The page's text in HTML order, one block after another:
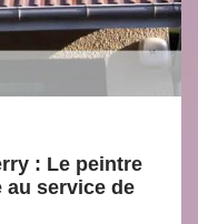
: Le peintre
au service de